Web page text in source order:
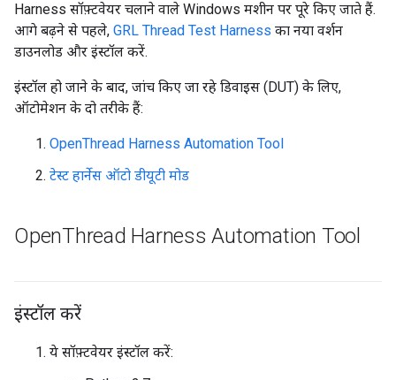
Harness सॉफ़्टवेयर चलाने वाले Windows मशीन पर पूरे किए जाते हैं.
आगे बढ़ने से पहले, GRL Thread Test Harness का नया वर्शन
डाउनलोड और इंस्टॉल करें.
इंस्टॉल हो जाने के बाद, जांच किए जा रहे डिवाइस (DUT) के लिए,
ऑटोमेशन के दो तरीके हैं:
OpenThread Harness Automation Tool
टेस्ट हार्नेस ऑटो डीयूटी मोड
OpenThread Harness Automation Tool
इंस्टॉल करें
ये सॉफ़्टवेयर इंस्टॉल करें: